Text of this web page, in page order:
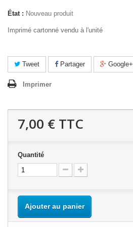
État : Nouveau produit
Imprimé cartonné vendu à l'unité
Tweet Partager Google+
Imprimer
7,00 € TTC
Quantité
Ajouter au panier